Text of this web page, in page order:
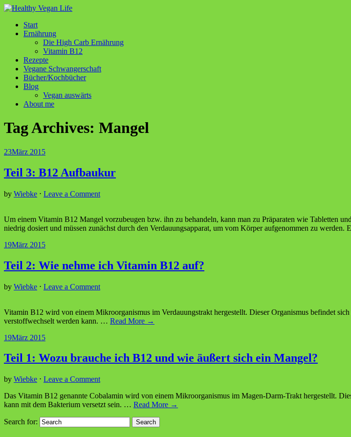
Start
Ernährung
Die High Carb Ernährung
Vitamin B12
Rezepte
Vegane Schwangerschaft
Bücher/Kochbücher
Blog
Vegan auswärts
About me
Tag Archives: Mangel
23März 2015
Teil 3: B12 Aufbaukur
by Wiebke ⋅ Leave a Comment
Um einem Vitamin B12 Mangel vorzubeugen bzw. ihn zu behandeln, kann man zu Präparaten wie Tabletten
niedrig dosiert und müssen zunächst durch den Verdauungsapparat, um vom Körper aufgenommen zu
19März 2015
Teil 2: Wie nehme ich Vitamin B12 auf?
by Wiebke ⋅ Leave a Comment
Vitamin B12 wird von einem Mikroorganismus im Verdauungstrakt hergestellt. Dieser Organismus befindet
verstoffwechselt werden kann. … Read More →
19März 2015
Teil 1: Wozu brauche ich B12 und wie äußert sich ein Mangel?
by Wiebke ⋅ Leave a Comment
Das Vitamin B12 genannte Cobalamin wird von einem Mikroorganismus im Magen-Darm-Trakt hergestellt.
kann mit dem Bakterium versetzt sein. … Read More →
Search for: